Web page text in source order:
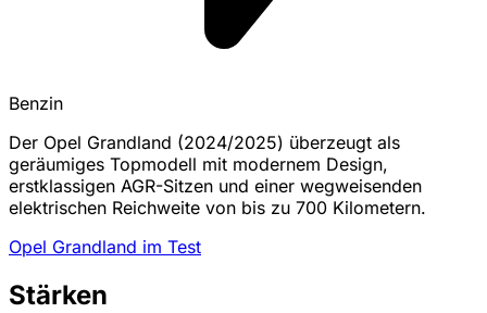
Benzin
Der Opel Grandland (2024/2025) überzeugt als
geräumiges Topmodell mit modernem Design,
erstklassigen AGR-Sitzen und einer wegweisenden
elektrischen Reichweite von bis zu 700 Kilometern.
Opel Grandland im Test
Stärken